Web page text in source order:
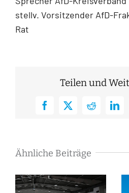
stellv. Vorsitzender AfD-
Rat
Teilen und
Facebook
X Reddit
Ähnliche Beiträge